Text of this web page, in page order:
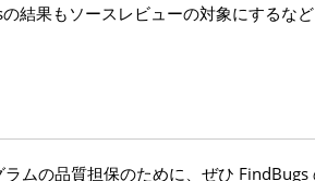
結果もソースレビューの対象にするな
ムの品質担保のために、ぜひ